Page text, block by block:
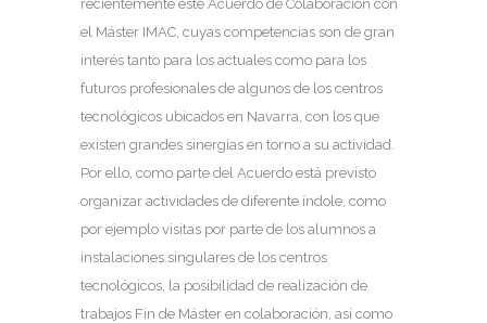
recientemente este Acuerdo de Colaboración con
el Máster IMAC, cuyas competencias son de gran
interés tanto para los actuales como para los
futuros profesionales de algunos de los centros
tecnológicos ubicados en Navarra, con los que
existen grandes sinergias en torno a su actividad.
Por ello, como parte del Acuerdo está previsto
organizar actividades de diferente índole, como
por ejemplo visitas por parte de los alumnos a
instalaciones singulares de los centros
tecnológicos, la posibilidad de realización de
trabajos Fin de Máster en colaboración, así como